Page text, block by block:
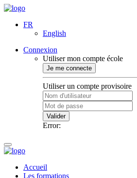
FR
English
Connexion
Utiliser mon compte école
Je me connecte
Utiliser un compte provisoire
Valider
Error:
Accueil
Les formations